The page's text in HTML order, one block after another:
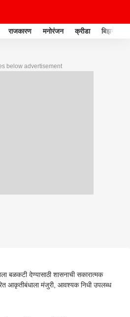
राजकारण मनोरंजन क्रीडा बिझनेस
below advertisement
बळकटी देण्यासाठी शासनाची सकारात्मक
आकृतीबंधाला मंजुरी, आवश्यक निधी उपलब्ध